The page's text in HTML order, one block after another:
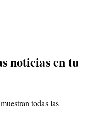
noticias en tu
todas las